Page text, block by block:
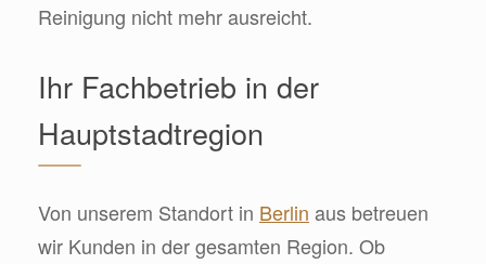
Reinigung nicht mehr ausreicht.
Ihr Fachbetrieb in der
Hauptstadtregion
Von unserem Standort in Berlin aus betreuen
wir Kunden in der gesamten Region. Ob